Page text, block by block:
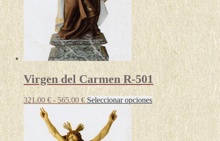
Virgen del Carmen R-501
321.00 € - 565.00€Rango
desde
321.00 €
Seleccionar opcionesEste
producto
tiene
múltiples
variantes.